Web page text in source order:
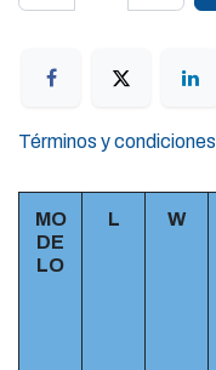
Términos y condiciones
MO
DE
LO
L W